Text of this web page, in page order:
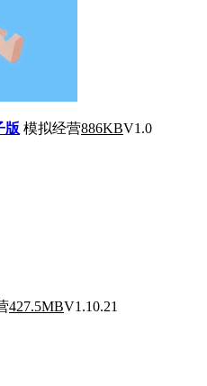
版 模拟经营886KBV1.0
427.5MBV1.10.21